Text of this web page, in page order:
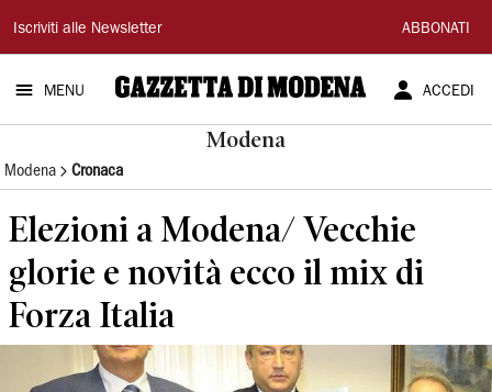
Gazzetta
di
Modena
Iscriviti alle Newsletter ABBONATI
MENU ACCEDI
Modena
Modena Cronaca
Elezioni a Modena/ Vecchie
glorie e novità ecco il mix di
Forza Italia